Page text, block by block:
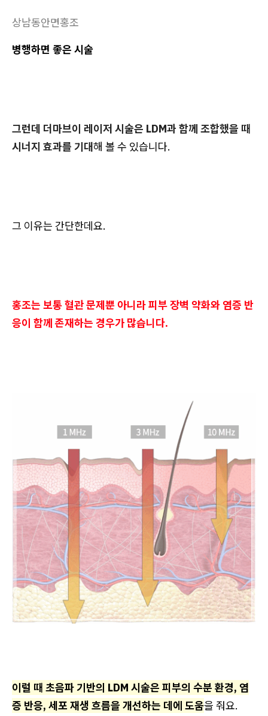
상남동안면홍조
병행하면 좋은 시술
그런데 더마브이 레이저 시술은 LDM과 함께 조합했을 때
시너지 효과를 기대해 볼 수 있습니다.
그 이유는 간단한데요.
홍조는 보통 혈관 문제뿐 아니라 피부 장벽 약화와 염증 반
응이 함께 존재하는 경우가 많습니다.
이럴 때 초음파 기반의 LDM 시술은 피부의 수분 환경, 염
증 반응, 세포 재생 흐름을 개선하는 데에 도움을 줘요.